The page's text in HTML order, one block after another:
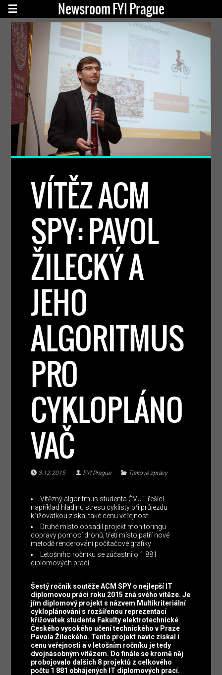
Newsroom FYI Prague
VÍTĚZ ACM
SPY: PAVOL
ŽILECKÝ A
JEHO
ALGORITMUS
PRO
CYKLOPLÁNO
VAČ
3.12.2015 FYI Prague Tiskové zprávy
Vítězný algoritmus studenta ČVUT řešící
například hladinu stresu cyklisty při průjezdu
křižovatkou získal také cenu veřejnosti
Druhé místo obsadil projekt monitoringu
dopravy pomocí dronů, třetí místo patří nové
metodě renderování počítačové grafiky
Letošního ročníku se zúčastnilo 1 881
diplomových prací
Šestý ročník soutěže ACM SPY o nejlepší IT
diplomovou práci roku 2015 zná svého vítěze. Je
jím diplomový projekt s názvem Multikriteriální
cykloplánování s rozšířenou reprezentací
křižovatek studenta Fakulty elektrotechnické
Českého vysokého učení technického v Praze
Pavola Žileckého. Tento projekt navíc získal i
cenu veřejnosti a v letošním ročníku je tedy
dvojnásobným vítězem. Do finále se kromě něj
probojovalo dalších 8 projektů z celkového
počtu 1 881 obhájených IT diplomových prací.